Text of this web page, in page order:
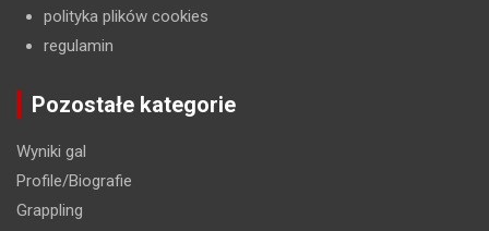
polityka plików cookies
regulamin
Pozostałe kategorie
Wyniki gal
Profile/Biografie
Grappling